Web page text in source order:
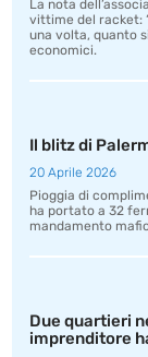
La nota
vittime del racket:
una volta, quanto
economici.
Il blitz di
20 Aprile 2026
Pioggia di
ha portato a 32
mandamento
Due quartieri
imprenditore